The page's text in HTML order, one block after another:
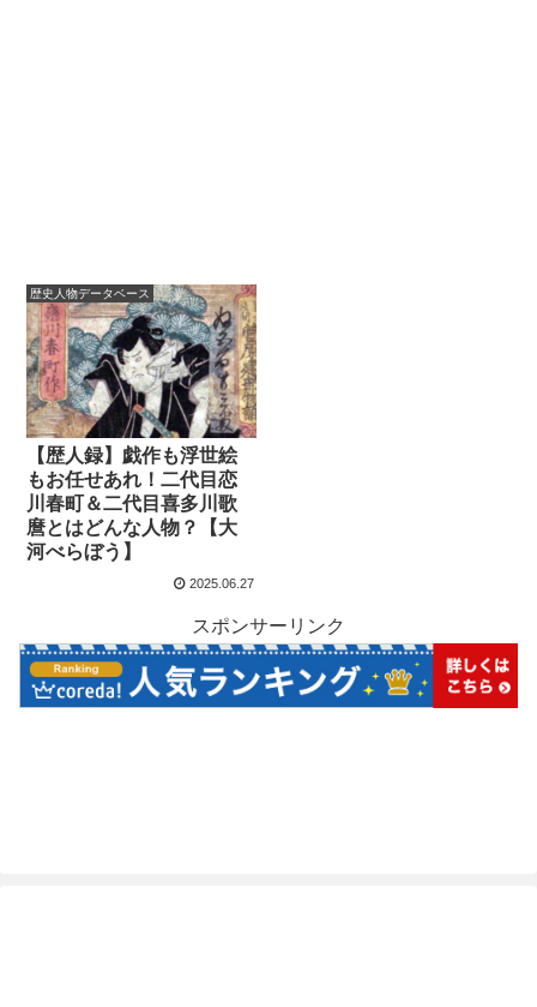
歴史人物データベース
【歴人録】戯作も浮世絵
もお任せあれ！二代目恋
川春町＆二代目喜多川歌
麿とはどんな人物？【大
河べらぼう】
2025.06.27
スポンサーリンク